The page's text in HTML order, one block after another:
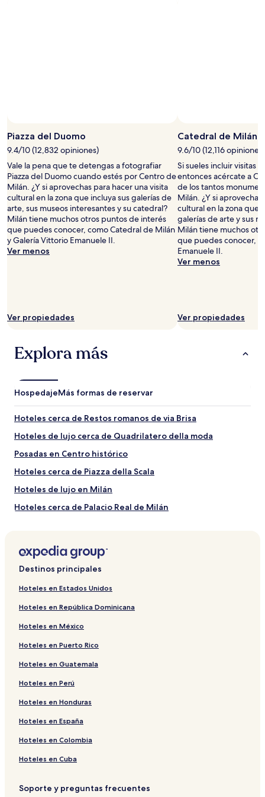
disponibilidad
sujetos
a
cambios.
Aplican
términos
adicionales.
Piazza del Duomo
9.4/10 (12,832 opiniones)
Vale la pena que te detengas a fotografiar
Piazza del Duomo cuando estés por Centro de
Milán. ¿Y si aprovechas para hacer una visita
cultural en la zona que incluya sus galerías de
arte, sus museos interesantes y su catedral?
Milán tiene muchos otros puntos de interés
que puedes conocer, como Catedral de Milán
y Galería Vittorio Emanuele II.
Ver menos
Ver propiedades
Catedral de Milán
9.6/10 (12,116 opiniones)
Si sueles incluir visitas
entonces acércate a
de los tantos
Milán. ¿Y si
cultural en la zona que
galerías de arte y sus
Milán tiene muchos
que puedes conocer,
Emanuele II.
Ver menos
Ver propiedades
Explora más
HospedajeMás formas de reservar
Hoteles cerca de Restos romanos de via Brisa
Hoteles de lujo cerca de Quadrilatero della moda
Posadas en Centro histórico
Hoteles cerca de Piazza della Scala
Hoteles de lujo en Milán
Hoteles cerca de Palacio Real de Milán
Hoteles en Brera
Hoteles cerca de Estatua de Leonardo da Vinci
Hoteles cerca de Columnas de San Lorenzo
Hoteles cerca de Via Torino
Departamentos en Milán
Hostales en Milán
Hoteles cerca de Iglesia de San Francisco de Paula
Posadas en Milán
Hoteles con alberca cerca de Quadrilatero della moda
Hoteles 4 estrellas en Via Torino
Hoteles cerca de Galleria Francesca Kaufmann
Destinos principales
Hoteles en Estados Unidos
Hoteles en República Dominicana
Hoteles en México
Hoteles en Puerto Rico
Hoteles en Guatemala
Hoteles en Perú
Hoteles en Honduras
Hoteles en España
Hoteles en Colombia
Hoteles en Cuba
Soporte y preguntas frecuentes